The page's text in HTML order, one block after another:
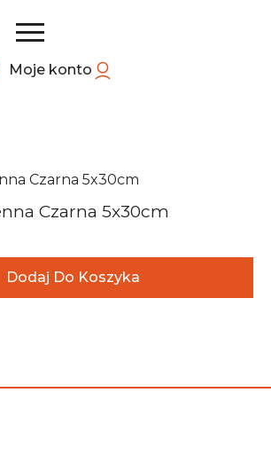
Moje konto
Czarna 5x30cm
Dodaj Do Koszyka